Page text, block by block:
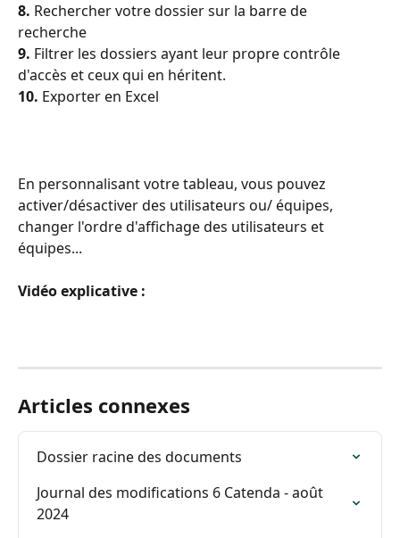
8. Rechercher votre dossier sur la barre de
recherche
9. Filtrer les dossiers ayant leur propre contrôle
d'accès et ceux qui en héritent.
10. Exporter en Excel
En personnalisant votre tableau, vous pouvez
activer/désactiver des utilisateurs ou/ équipes,
changer l'ordre d'affichage des utilisateurs et
équipes...
Vidéo explicative :
Articles connexes
Dossier racine des documents
Journal des modifications 6 Catenda - août
2024